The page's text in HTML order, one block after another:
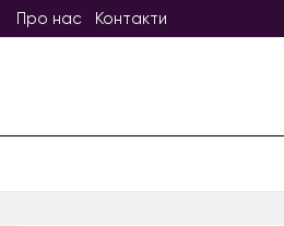
Про нас Контакти